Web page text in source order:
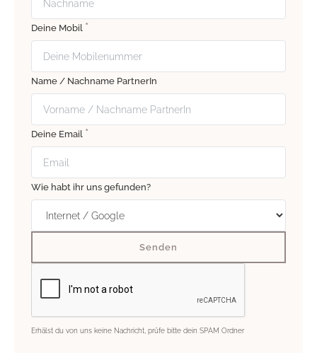
Deine Mobil *
Name / Nachname PartnerIn
Deine Email *
Wie habt ihr uns gefunden?
Erhälst du von uns keine Nachricht, prüfe bitte dein SPAM Ordner